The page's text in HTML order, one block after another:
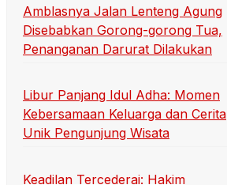
Amblasnya Jalan Lenteng Agung
Disebabkan Gorong-gorong Tua,
Penanganan Darurat Dilakukan
Libur Panjang Idul Adha: Momen
Kebersamaan Keluarga dan Cerita
Unik Pengunjung Wisata
Keadilan Tercederai: Hakim